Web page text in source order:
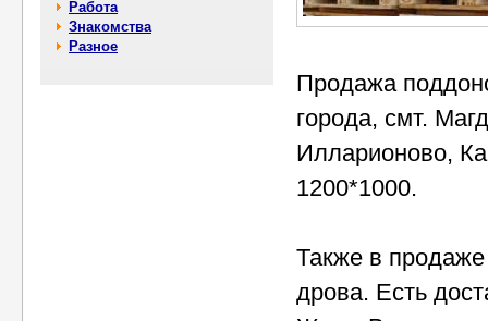
Работа
Знакомства
Разное
Продажа
города, смт.
Илларионово,
1200*1000.
Также в
дрова. Есть